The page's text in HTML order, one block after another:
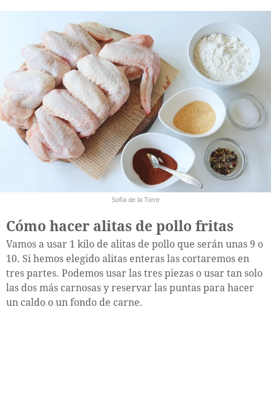
Sofía de la Torre
Cómo hacer alitas de pollo fritas
Vamos a usar 1 kilo de alitas de pollo que serán unas 9 o
10. Si hemos elegido alitas enteras las cortaremos en
tres partes. Podemos usar las tres piezas o usar tan solo
las dos más carnosas y reservar las puntas para hacer
un caldo o un fondo de carne.